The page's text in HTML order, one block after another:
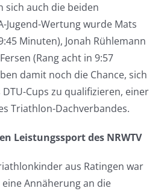
sich auch die beiden
Jugend-Wertung wurde Mats
Minuten), Jonah Rühlemann
(Rang acht in 9:57
damit noch die Chance, sich
Cups zu qualifizieren, einer
Triathlon-Dachverbandes.
Leistungssport des NRWTV
aus Ratingen war
Annäherung an die